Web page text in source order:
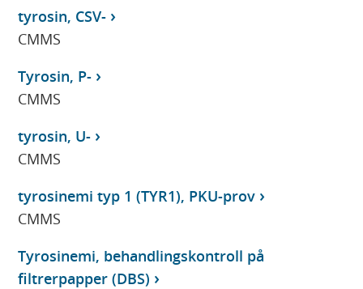
tyrosin, CSV-
CMMS
Tyrosin, P-
CMMS
tyrosin, U-
CMMS
tyrosinemi typ 1 (TYR1), PKU-prov
CMMS
Tyrosinemi, behandlingskontroll på
filtrerpapper (DBS)